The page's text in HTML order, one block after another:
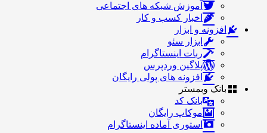
آموزش شبکه های اجتماعی
اخبار کسب و کار
افزونه و ابزار
ابزار سئو
ربات اینستاگرام
پلاگین وردپرس
افزونه های پولی رایگان
بانک وبمستر
بانک کد
موکاپ رایگان
استوری آماده اینستاگرام